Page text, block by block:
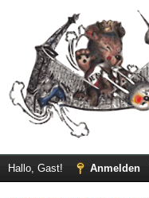
Hallo, Gast! Anmelden